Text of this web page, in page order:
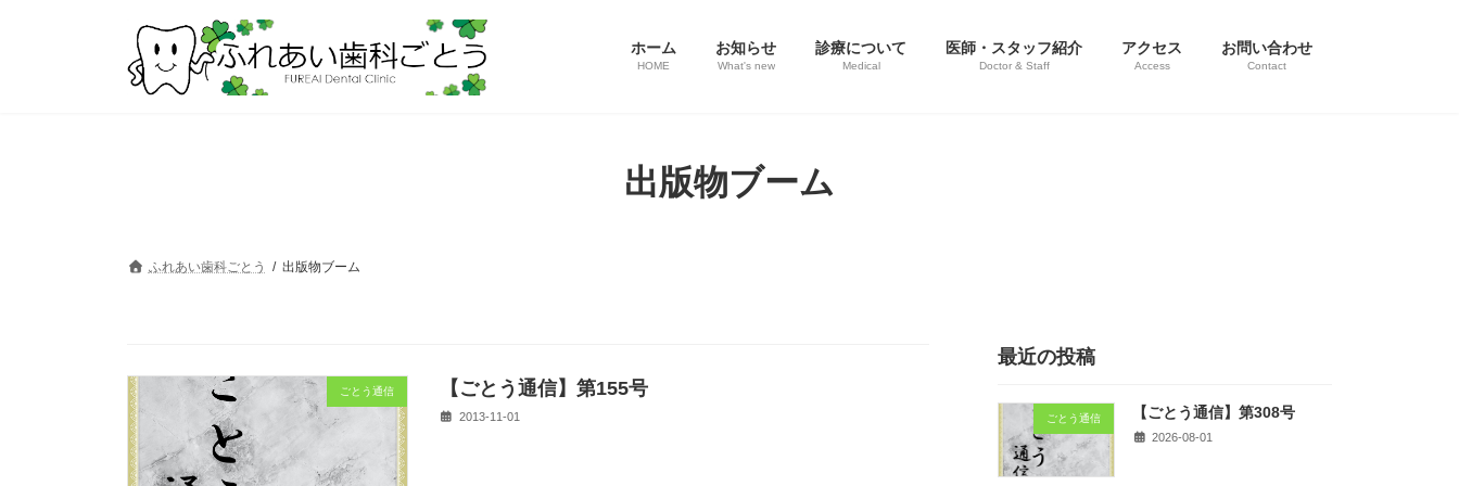
ホーム
HOME
お知らせ
What's new
診療について
Medical
医師・スタッフ紹介
Doctor & Staff
アクセス
Access
お問い合わせ
Contact
出版物ブーム
ふれあい歯科ごとう 出版物ブーム
ごとう通信 【ごとう通信】第155号
2013-11-01
最近の投稿
ごとう通信 【ごとう通信】第308号
2026-08-01